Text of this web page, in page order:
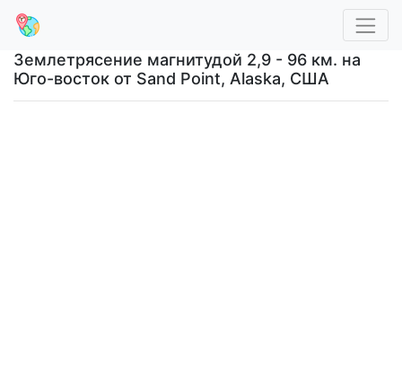
Землетрясение магнитудой 2,9 - 96 км. на
Юго-восток от Sand Point, Alaska, США